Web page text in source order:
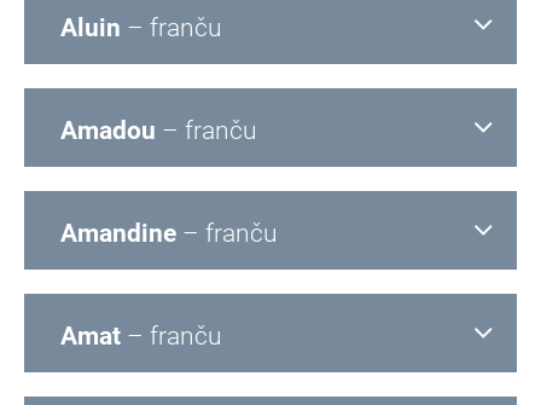
Aluin – franču
Amadou – franču
Amandine – franču
Amat – franču